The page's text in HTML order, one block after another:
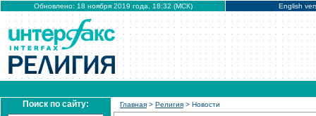
Обновлено: 18 ноября 2019 года, 18:32 (МСК) English
Поиск по сайту: Главная > Религия > Новости